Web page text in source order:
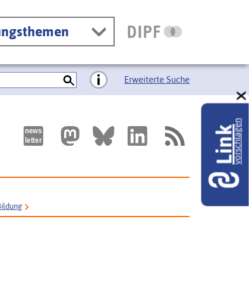
Erweiterte Suche
Linkvorschlagen